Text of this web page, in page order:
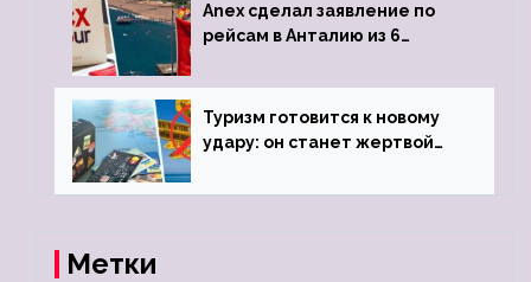
Anex сделал заявление по
рейсам в Анталию из 6
Туризм готовится к новому
удару: он станет жертвой
Метки